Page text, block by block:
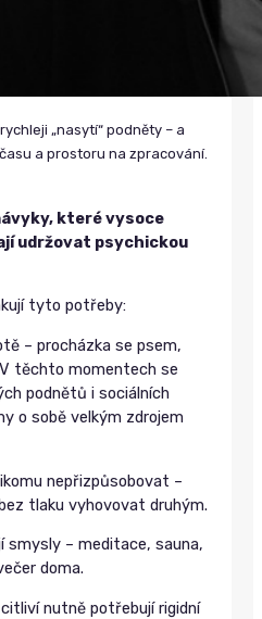
„nasytí“ podněty – a
a prostoru na zpracování.
které vysoce
udržovat psychickou
tyto potřeby:
– procházka se psem,
těchto momentech se
podnětů i sociálních
o sobě velkým zdrojem
nepřizpůsobovat –
tlaku vyhovovat druhým.
smysly – meditace, sauna,
doma.
nutně potřebují rigidní